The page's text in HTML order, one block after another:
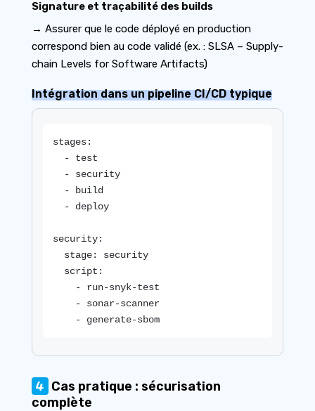
Signature et traçabilité des builds
→ Assurer que le code déployé en production
correspond bien au code validé (ex. : SLSA – Supply-
chain Levels for Software Artifacts)
Intégration dans un pipeline CI/CD typique
stages:
  - test
  - security
  - build
  - deploy
security:
  stage: security
  script:
    - run-snyk-test
    - sonar-scanner
    - generate-sbom
4 Cas pratique : sécurisation
complète